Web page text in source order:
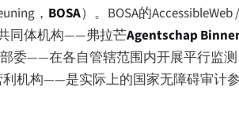
， BOSA）。BOSA的AccessibleWeb /
共同体机构——弗拉芒Agentschap
委——在各自管辖范围内开展平行监
利机构——是实际上的国家无障碍审计